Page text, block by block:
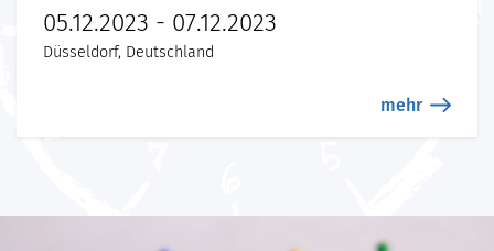
05.12.2023 - 07.12.2023
Düsseldorf, Deutschland
mehr